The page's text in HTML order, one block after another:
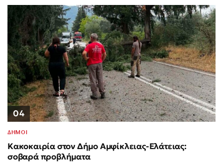
04
ΔΗΜΟΙ
Κακοκαιρία στον Δήμο Αμφίκλειας-Ελάτειας:
σοβαρά προβλήματα